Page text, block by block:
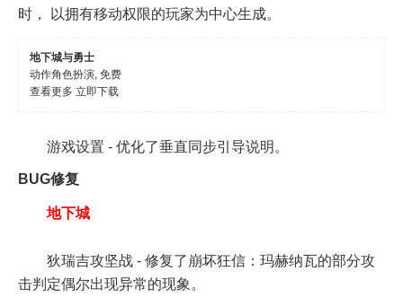
时， 以拥有移动权限的玩家为中心生成。
地下城与勇士
动作角色扮演, 免费
查看更多 立即下载
游戏设置 - 优化了垂直同步引导说明。
BUG修复
地下城
狄瑞吉攻坚战 - 修复了崩坏狂信：玛赫纳瓦的部分攻
击判定偶尔出现异常的现象。